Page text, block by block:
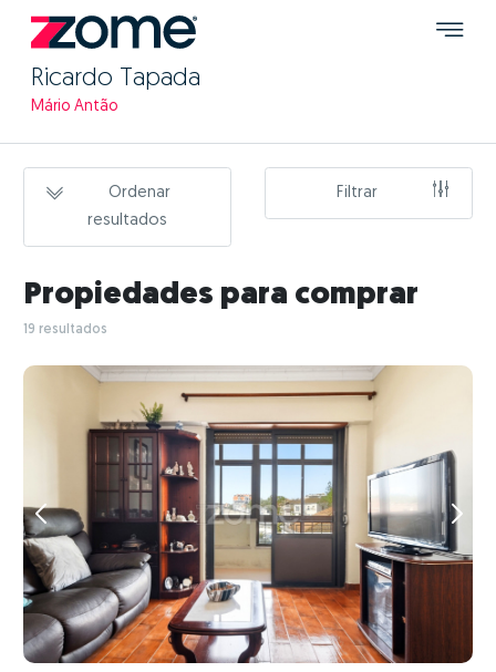
Ricardo Tapada
Mário Antão
Ordenar
resultados
Filtrar
Propiedades para comprar
19 resultados